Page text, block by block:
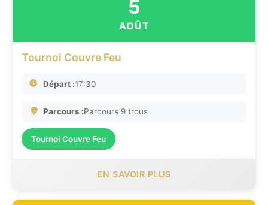
5
AOÛT
Tournoi Couvre Feu
Départ :17:30
Parcours :Parcours 9 trous
Tournoi Couvre Feu
EN SAVOIR PLUS